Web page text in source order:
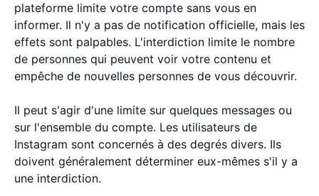
plateforme limite votre compte sans vous en
informer. Il n'y a pas de notification officielle, mais les
effets sont palpables. L'interdiction limite le nombre
de personnes qui peuvent voir votre contenu et
empêche de nouvelles personnes de vous découvrir.
Il peut s'agir d'une limite sur quelques messages ou
sur l'ensemble du compte. Les utilisateurs de
Instagram sont concernés à des degrés divers. Ils
doivent généralement déterminer eux-mêmes s'il y a
une interdiction.